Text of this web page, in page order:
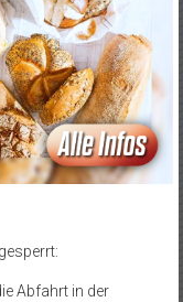
Abfahrt in der